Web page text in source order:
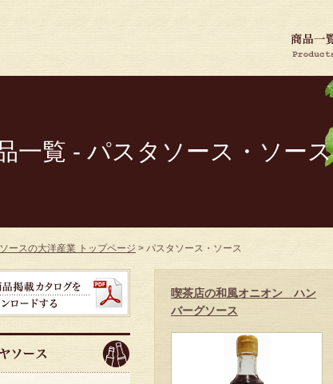
一覧 - パスタソース・ソース
ースの大洋産業 トップページ > パスタソース・ソース
喫茶店の和風オニオン ハン
バーグソース